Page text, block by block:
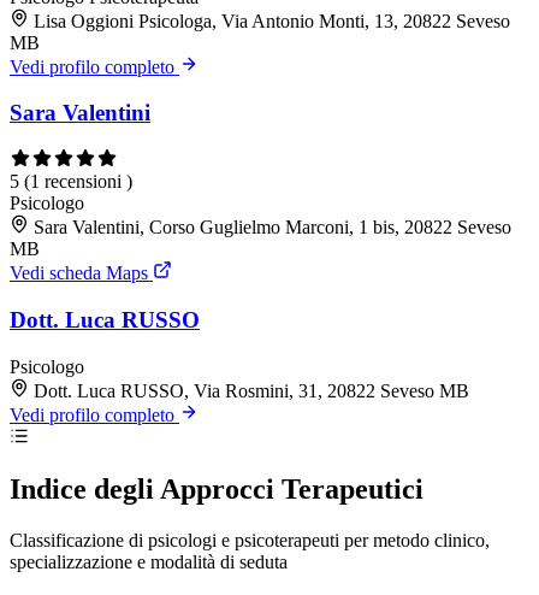
Lisa Oggioni Psicologa, Via Antonio Monti, 13, 20822 Seveso
MB
Vedi profilo completo
Sara Valentini
5 (1 recensioni )
Psicologo
Sara Valentini, Corso Guglielmo Marconi, 1 bis, 20822 Seveso
MB
Vedi scheda Maps
Dott. Luca RUSSO
Psicologo
Dott. Luca RUSSO, Via Rosmini, 31, 20822 Seveso MB
Vedi profilo completo
Indice degli Approcci Terapeutici
Classificazione di psicologi e psicoterapeuti per metodo clinico,
specializzazione e modalità di seduta